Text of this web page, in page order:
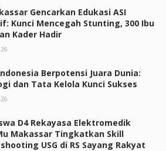
Gencarkan Edukasi ASI
Kunci Mencegah Stunting, 300 Ibu
Kader Hadir
Berpotensi Juara Dunia:
dan Tata Kelola Kunci Sukses
D4 Rekayasa Elektromedik
Makassar Tingkatkan Skill
USG di RS Sayang Rakyat